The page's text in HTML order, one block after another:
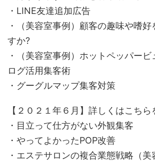
・LINE友達追加広告
・（美容室事例）顧客の趣味や嗜
すか?
・（美容室事例）ホットペッパー
ログ活用集客術
・グーグルマップ集客対策
【２０２１年６月】詳しくはこちら
・目立って仕方がない外観集客
・やってよかったPOP改善
・エステサロンの複合業態戦略（